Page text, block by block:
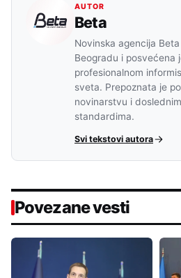
AUTOR
Beta
Novinska agencija
Beogradu i posvećena
profesionalnom
sveta. Prepoznata je
novinarstvu i
standardima.
Svi tekstovi autora
Povezane vesti